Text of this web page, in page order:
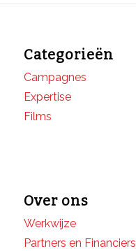
Categorieën
Campagnes
Expertise
Films
Over ons
Werkwijze
Partners en Financiers